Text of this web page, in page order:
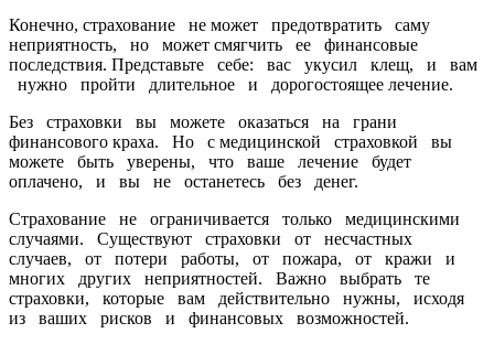
Конечно, страхование не может предотвратить саму
неприятность, но может смягчить ее финансовые
последствия. Представьте себе: вас укусил клещ, и вам
нужно пройти длительное и дорогостоящее лечение.
Без страховки вы можете оказаться на грани
финансового краха. Но с медицинской страховкой вы
можете быть уверены, что ваше лечение будет
оплачено, и вы не останетесь без денег.
Страхование не ограничивается только медицинскими
случаями. Существуют страховки от несчастных
случаев, от потери работы, от пожара, от кражи и
многих других неприятностей. Важно выбрать те
страховки, которые вам действительно нужны, исходя
из ваших рисков и финансовых возможностей.